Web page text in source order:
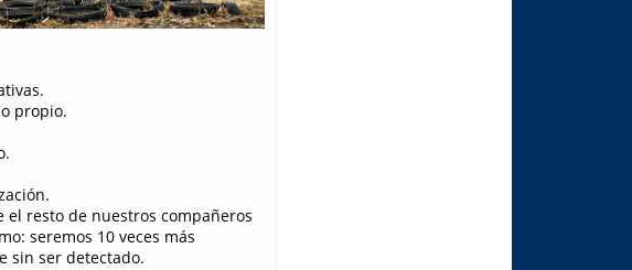
propio.
el resto de nuestros compañeros
seremos 10 veces más
sin ser detectado.